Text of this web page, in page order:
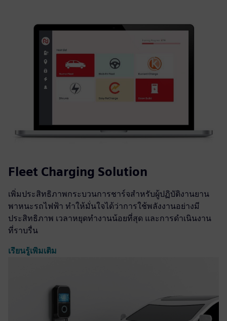
Fleet Charging Solution
เพิ่มประสิทธิภาพกระบวนการชาร์จสำหรับผู้ปฏิบัติงานยาน
พาหนะรถไฟฟ้า ทำให้มั่นใจได้ว่าการใช้พลังงานอย่างมี
ประสิทธิภาพ เวลาหยุดทำงานน้อยที่สุด และการดำเนินงาน
ที่ราบรื่น
เรียนรู้เพิ่มเติม